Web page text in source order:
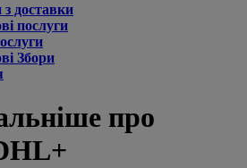
доставки
послуги
Збори
про